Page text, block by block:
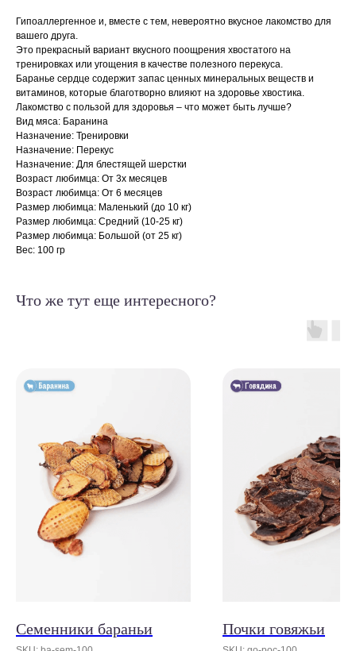
Гипоаллергенное и, вместе с тем, невероятно вкусное лакомство для
вашего друга.
Это прекрасный вариант вкусного поощрения хвостатого на
тренировках или угощения в качестве полезного перекуса.
Баранье сердце содержит запас ценных минеральных веществ и
витаминов, которые благотворно влияют на здоровье хвостика.
Лакомство с пользой для здоровья – что может быть лучше?
Вид мяса: Баранина
Назначение: Тренировки
Назначение: Перекус
Назначение: Для блестящей шерстки
Возраст любимца: От 3х месяцев
Возраст любимца: От 6 месяцев
Размер любимца: Маленький (до 10 кг)
Размер любимца: Средний (10-25 кг)
Размер любимца: Большой (от 25 кг)
Вес: 100 гр
Что же тут еще интересного?
Семенники бараньи Почки говяжьи